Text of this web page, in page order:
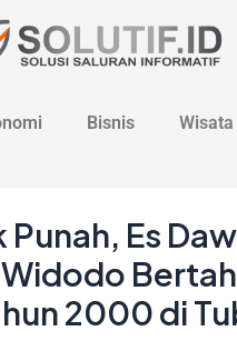
Bisnis Wisata
Punah, Es
Widodo
2000 di